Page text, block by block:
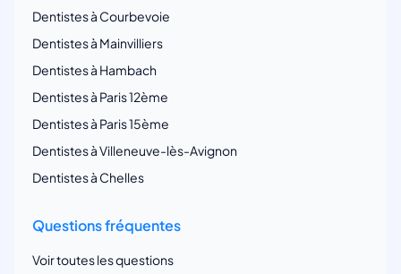
Dentistes à Courbevoie
Dentistes à Mainvilliers
Dentistes à Hambach
Dentistes à Paris 12ème
Dentistes à Paris 15ème
Dentistes à Villeneuve-lès-Avignon
Dentistes à Chelles
Questions fréquentes
Voir toutes les questions